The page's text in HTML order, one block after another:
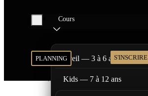
Cours
Éveil — 3 à 6 ans
Kids — 7 à 12 ans
PLANNING S'INSCRIRE